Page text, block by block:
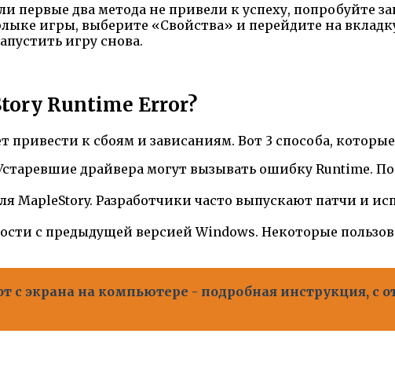
первые два метода не привели к успеху, попробуйте
игры, выберите «Свойства» и перейдите на
игру снова.
Runtime Error?
к сбоям и зависаниям. Вот 3 способа,
драйвера могут вызывать ошибку Runtime.
MapleStory. Разработчики часто выпускают патчи и
с предыдущей версией Windows. Некоторые
с экрана на компьютере - подробная инструкция, с